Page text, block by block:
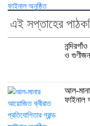
এই সপ্তাহের
ও গুণীজন
আল-
ফাইনাল